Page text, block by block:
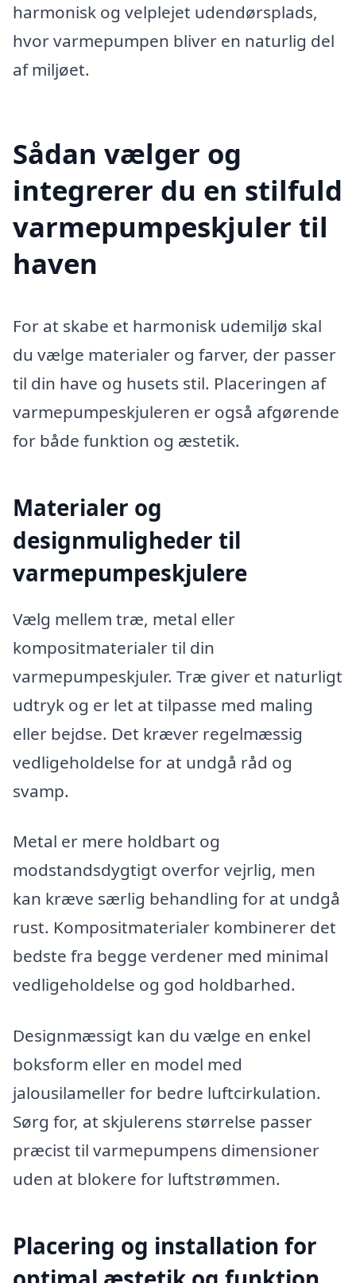
harmonisk og velplejet udendørsplads,
hvor varmepumpen bliver en naturlig del
af miljøet.
Sådan vælger og
integrerer du en stilfuld
varmepumpeskjuler til
haven
For at skabe et harmonisk udemiljø skal
du vælge materialer og farver, der passer
til din have og husets stil. Placeringen af
varmepumpeskjuleren er også afgørende
for både funktion og æstetik.
Materialer og
designmuligheder til
varmepumpeskjulere
Vælg mellem træ, metal eller
kompositmaterialer til din
varmepumpeskjuler. Træ giver et naturligt
udtryk og er let at tilpasse med maling
eller bejdse. Det kræver regelmæssig
vedligeholdelse for at undgå råd og
svamp.
Metal er mere holdbart og
modstandsdygtigt overfor vejrlig, men
kan kræve særlig behandling for at undgå
rust. Kompositmaterialer kombinerer det
bedste fra begge verdener med minimal
vedligeholdelse og god holdbarhed.
Designmæssigt kan du vælge en enkel
boksform eller en model med
jalousilameller for bedre luftcirkulation.
Sørg for, at skjulerens størrelse passer
præcist til varmepumpens dimensioner
uden at blokere for luftstrømmen.
Placering og installation for